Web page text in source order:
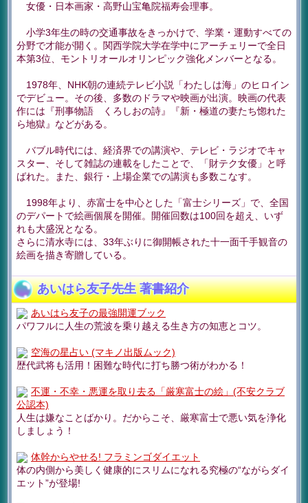
女優・日本画家・高野山宝亀院福寿会理事。
小学3年生の時の交通事故をきっかけで、学業・運動すべての
分野で才能が開く。関西学院大学在学中にアーチェリーで全日
本第3位、モントリオールオリンピック強化メンバーとなる。
1978年、NHK朝の連続テレビ小説「わたしは海」のヒロイン
でデビュー。その後、多数のドラマや映画が出演。映画の代表
作には『刑事物語 くろしおの詩』『新・極道の妻たち惚れた
ら地獄』などがある。
バブル時代には、経済界での講演や、テレビ・ラジオでキャ
スター、そして雑誌の連載をしたことで、「財テク女優」と呼
ばれた。また、銀行・上場企業での講演も多数こなす。
1998年より、赤富士を中心とした「富士シリーズ」で、全国
のデパートで絵画個展を開催。開催回数は100回を超え、いず
れも大盛況となる。
さらに清水寺には、33年ぶりに御開帳された十一面千手観音の
絵画を描き寄贈している。
あいはら友子先生 著書紹介
あいはら友子の最強開運ブック
パワフルに人生の荒波を乗り越える生き方の知恵とコツ。
空海の星占い (マキノ出版ムック)
歴代武将も活用！困難な時代に打ち勝つ術がわかる！
不運・不幸・悪運を取り去る「厳寒富士の絵」(不安クラブ
公認本)
人生は嫌なことばかり。だからこそ、厳寒富士で悪い気を浄化
しましょう！
体幹からやせる! フラミンゴダイエット
体の内側から美しく健康的にスリムになれる究極の“ながらダイ
エット”が登場!